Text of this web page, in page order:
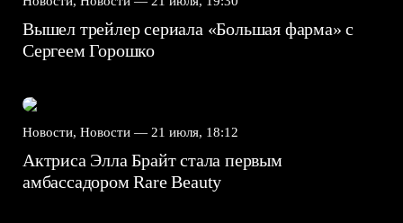
Вышел трейлер сериала «Большая фарма» с
Сергеем Горошко
Новости, Новости — 21 июля, 18:12
Актриса Элла Брайт стала первым
амбассадором Rare Beauty